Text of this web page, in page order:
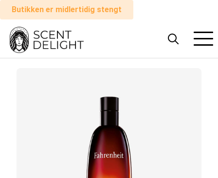
Butikken er midlertidig stengt
Alle
parfymer